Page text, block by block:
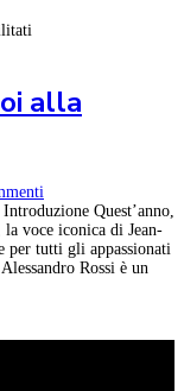
alla
Quest’anno,
voce iconica di Jean-
per tutti gli appassionati
Rossi è un